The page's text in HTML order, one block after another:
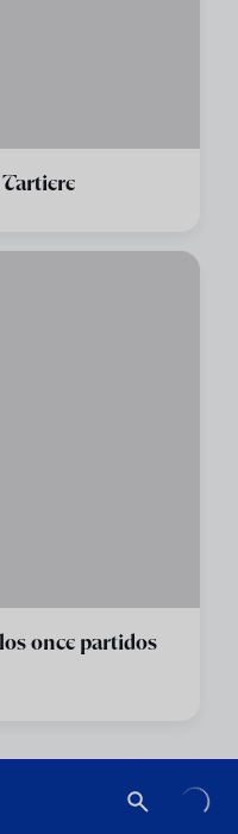
once partidos